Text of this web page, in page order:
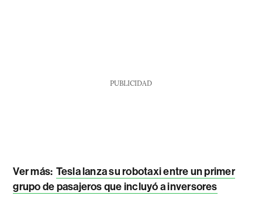
PUBLICIDAD
Ver más: Tesla lanza su robotaxi entre un primer
grupo de pasajeros que incluyó a inversores